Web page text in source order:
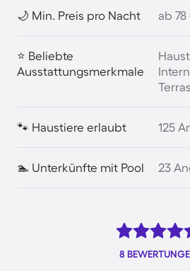
🌙 Min. Preis pro Nacht ab
⭐ Beliebte
Ausstattungsmerkmale
🐾 Haustiere erlaubt 125
🏊 Unterkünfte mit Pool 23
8